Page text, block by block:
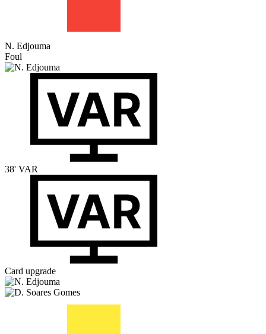
N. Edjouma
Foul
38' VAR
Card upgrade